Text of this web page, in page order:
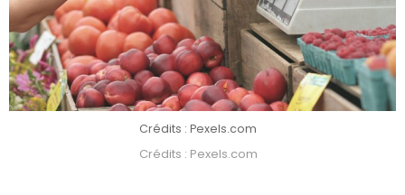
Crédits : Pexels.com
Crédits : Pexels.com